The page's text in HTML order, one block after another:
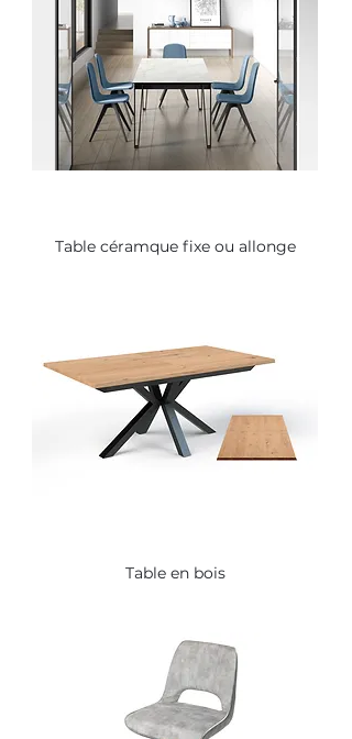
Table céramque fixe ou allonge
Table en bois